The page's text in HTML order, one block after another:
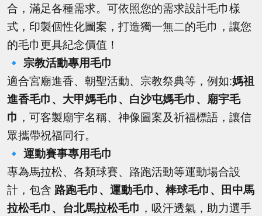
合，滿足各種需求。 可依照您的需求設計毛巾樣
式，印製個性化圖案，打造獨一無二的毛巾，讓您
的毛巾更具紀念價值！
🔹 宗教活動專用毛巾
適合宮廟進香、朝聖活動、宗教祭典等，例如:媽祖
進香毛巾、大甲媽毛巾、白沙屯媽毛巾、廟宇毛
巾 ，可客製廟宇名稱、神像圖案及祈福標語，讓信
眾攜帶祝福同行。
🔹 運動賽事專用毛巾
專為馬拉松、各類球賽、路跑活動等運動場合設
計，包含 路跑毛巾、運動毛巾、棒球毛巾、田中馬
拉松毛巾、台北馬拉松毛巾 ，吸汗透氣，助力選手